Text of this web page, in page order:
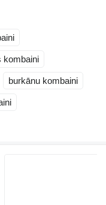
kombaini
burkānu kombaini